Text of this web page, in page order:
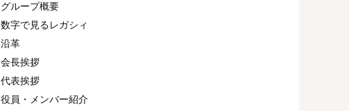
グループ概要
数字で見るレガシィ
沿革
会長挨拶
代表挨拶
役員・メンバー紹介